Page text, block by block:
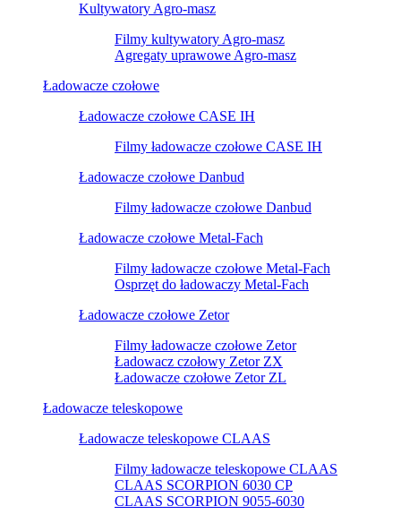
Kultywatory Agro-masz
Filmy kultywatory Agro-masz
Agregaty uprawowe Agro-masz
Ładowacze czołowe
Ładowacze czołowe CASE IH
Filmy ładowacze czołowe CASE IH
Ładowacze czołowe Danbud
Filmy ładowacze czołowe Danbud
Ładowacze czołowe Metal-Fach
Filmy ładowacze czołowe Metal-Fach
Osprzęt do ładowaczy Metal-Fach
Ładowacze czołowe Zetor
Filmy ładowacze czołowe Zetor
Ładowacz czołowy Zetor ZX
Ładowacze czołowe Zetor ZL
Ładowacze teleskopowe
Ładowacze teleskopowe CLAAS
Filmy ładowacze teleskopowe CLAAS
CLAAS SCORPION 6030 CP
CLAAS SCORPION 9055-6030